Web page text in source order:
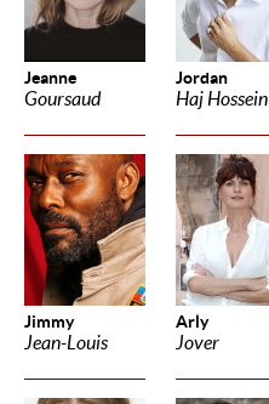
Jeanne
Goursaud
Jordan
Haj Hossein
Jimmy
Jean-Louis
Arly
Jover